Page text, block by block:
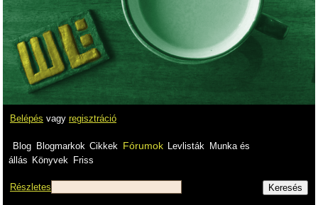
Belépés vagy regisztráció
Blog Blogmarkok Cikkek Fórumok Levlisták
Munka és
állás Könyvek Friss
Részletes